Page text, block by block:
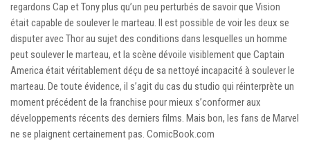
regardons Cap et Tony plus qu’un peu perturbés de savoir que Vision
était capable de soulever le marteau. Il est possible de voir les deux se
disputer avec Thor au sujet des conditions dans lesquelles un homme
peut soulever le marteau, et la scène dévoile visiblement que Captain
America était véritablement déçu de sa nettoyé incapacité à soulever le
marteau. De toute évidence, il s’agit du cas du studio qui réinterprète un
moment précédent de la franchise pour mieux s’conformer aux
développements récents des derniers films. Mais bon, les fans de Marvel
ne se plaignent certainement pas. ComicBook.com